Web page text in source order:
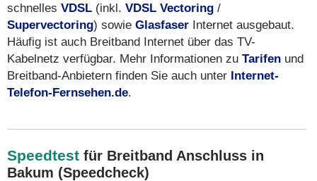
schnelles VDSL (inkl. VDSL Vectoring /
Supervectoring) sowie Glasfaser Internet ausgebaut.
Häufig ist auch Breitband Internet über das TV-
Kabelnetz verfügbar. Mehr Informationen zu Tarifen und
Breitband-Anbietern finden Sie auch unter Internet-
Telefon-Fernsehen.de.
Speedtest für Breitband Anschluss in
Bakum (Speedcheck)